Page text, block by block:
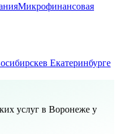
Микрофинансовая
в Екатеринбурге
услуг в Воронеже у